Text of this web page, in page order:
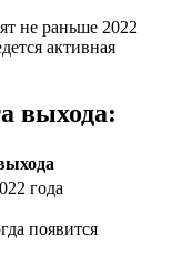
не раньше 2022
активная
выхода:
года
появится